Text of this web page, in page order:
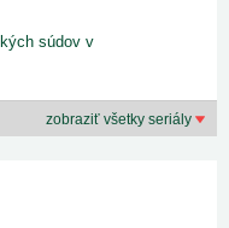
súdov v
zobraziť všetky seriály